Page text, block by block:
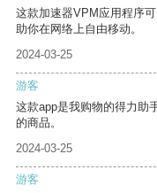
这款加速器VPM应用程序
助你在网络上自由移动。
2024-03-25
游客
这款app是我购物的得力助
的商品。
2024-03-25
游客